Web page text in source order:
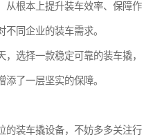
从根本上提升装车效率、保障作
同企业的装车需求。
选择一款稳定可靠的装车撬，
了一层坚实的保障。
的装车撬设备，不妨多多关注行